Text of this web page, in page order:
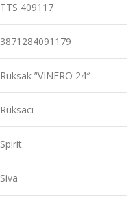
TTS 409117
3871284091179
Ruksak ”VINERO 24″
Ruksaci
Spirit
Siva